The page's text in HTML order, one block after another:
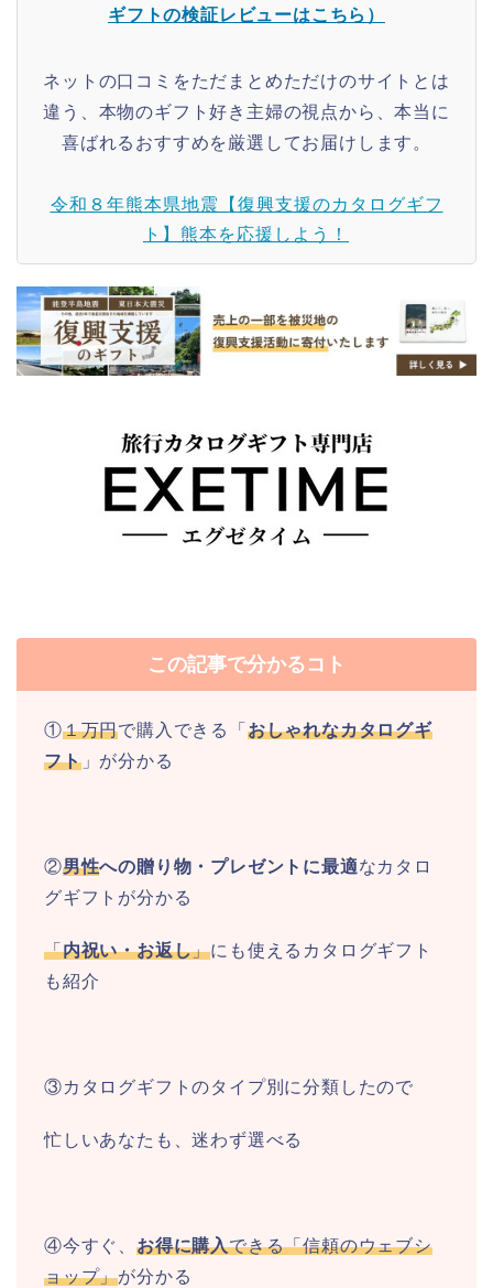
ギフトの検証レビューはこちら）
ネットの口コミをただまとめただけのサイトとは
違う、本物のギフト好き主婦の視点から、本当に
喜ばれるおすすめを厳選してお届けします。
令和８年熊本県地震【復興支援のカタログギフ
ト】熊本を応援しよう！
この記事で分かるコト
①１万円で購入できる「 おしゃれなカタログギ
フト」が分かる
②男性への贈り物・プレゼントに最適なカタロ
グギフトが分かる
「内祝い・お返し」にも使えるカタログギフト
も紹介
③カタログギフトのタイプ別に分類したので
忙しいあなたも、迷わず選べる
④今すぐ、 お得に購入できる「信頼のウェブシ
ョップ」が分かる